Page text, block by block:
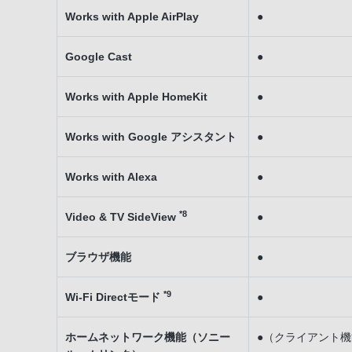
Works with Apple AirPlay ●
Google Cast ●
Works with Apple HomeKit ●
Works with Google アシスタント ●
Works with Alexa ●
Video & TV SideView *8 ●
ブラウザ機能 ●
Wi-Fi Directモード *9 ●
ホームネットワーク機能（ソニー
●（クライアント機